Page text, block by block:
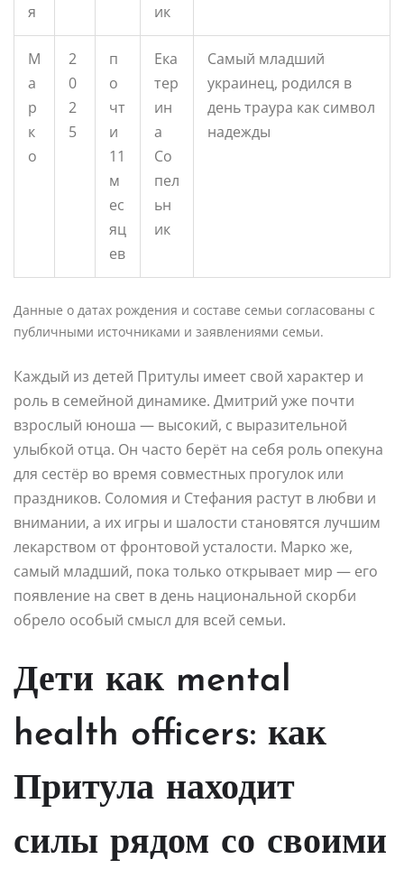
я
ик
М
а
р
к
о
2
0
2
5
п
о
чт
и
11
м
ес
яц
ев
Ека
тер
ин
а
Со
пел
ьн
ик
Самый младший
украинец, родился в
день траура как символ
надежды
Данные о датах рождения и составе семьи согласованы с
публичными источниками и заявлениями семьи.
Каждый из детей Притулы имеет свой характер и
роль в семейной динамике. Дмитрий уже почти
взрослый юноша — высокий, с выразительной
улыбкой отца. Он часто берёт на себя роль опекуна
для сестёр во время совместных прогулок или
праздников. Соломия и Стефания растут в любви и
внимании, а их игры и шалости становятся лучшим
лекарством от фронтовой усталости. Марко же,
самый младший, пока только открывает мир — его
появление на свет в день национальной скорби
обрело особый смысл для всей семьи.
Дети как mental
health officers: как
Притула находит
силы рядом со своими